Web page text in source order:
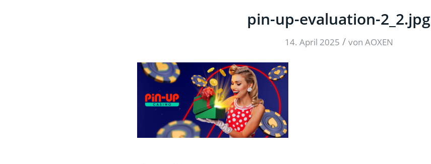
pin-up-evaluation-2_2.jpg
14. April 2025 / von AOXEN